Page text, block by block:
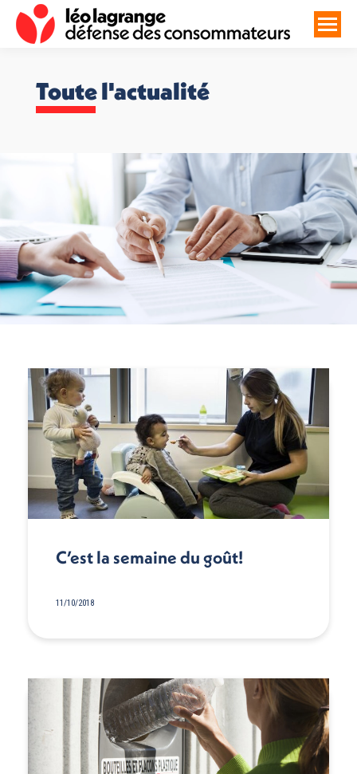
Toute l'actualité
C’est la semaine du goût!
11/10/2018